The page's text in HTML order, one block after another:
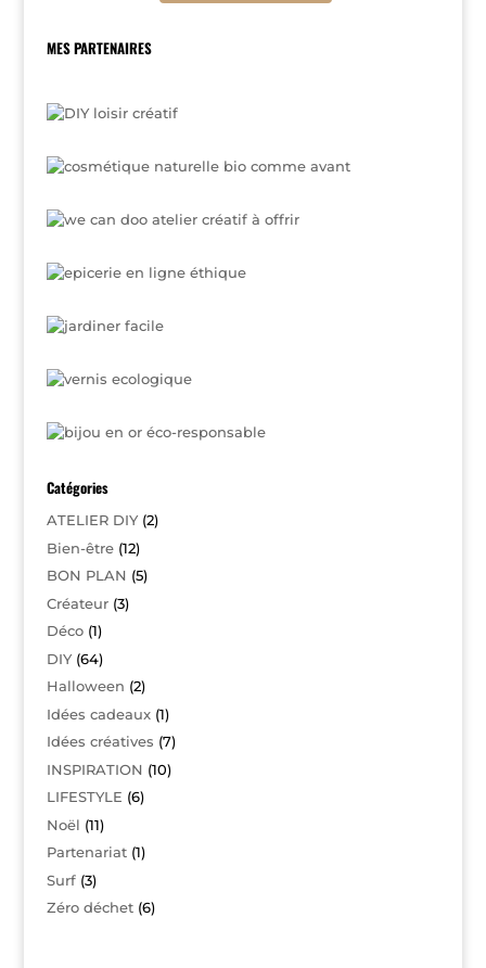
MES PARTENAIRES
Catégories
ATELIER DIY(2)
Bien-être(12)
BON PLAN (5)
Créateur(3)
Déco(1)
DIY(64)
Halloween (2)
Idées cadeaux(1)
Idées créatives (7)
INSPIRATION (10)
LIFESTYLE (6)
Noël (11)
Partenariat(1)
Surf(3)
Zéro déchet(6)